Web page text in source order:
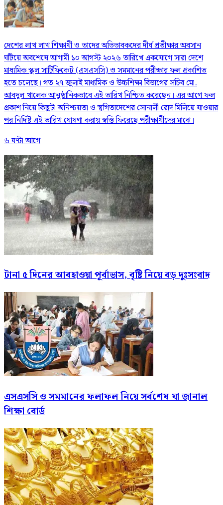
দেশের লাখ লাখ শিক্ষার্থী ও তাদের অভিভাবকদের দীর্ঘ প্রতীক্ষার অবসান
ঘটিয়ে অবশেষে আগামী ১০ আগস্ট ২০২৬ তারিখে একযোগে সারা দেশে
মাধ্যমিক স্কুল সার্টিফিকেট (এসএসসি) ও সমমানের পরীক্ষার ফল প্রকাশিত
হতে চলেছে। গত ২৭ জুলাই মাধ্যমিক ও উচ্চশিক্ষা বিভাগের সচিব মো.
আবদুল খালেক আনুষ্ঠানিকভাবে এই তারিখ নিশ্চিত করেছেন। এর আগে ফল
প্রকাশ নিয়ে কিছুটা অনিশ্চয়তা ও স্থগিতাদেশের সোনালী রোদ মিলিয়ে যাওয়ার
পর নির্দিষ্ট এই তারিখ ঘোষণা করায় স্বস্তি ফিরেছে পরীক্ষার্থীদের মাঝে।
৬ ঘণ্টা আগে
টানা ৫ দিনের আবহাওয়া পূর্বাভাস, বৃষ্টি নিয়ে বড় দুঃসংবাদ
এসএসসি ও সমমানের ফলাফল নিয়ে সর্বশেষ যা জানাল
শিক্ষা বোর্ড